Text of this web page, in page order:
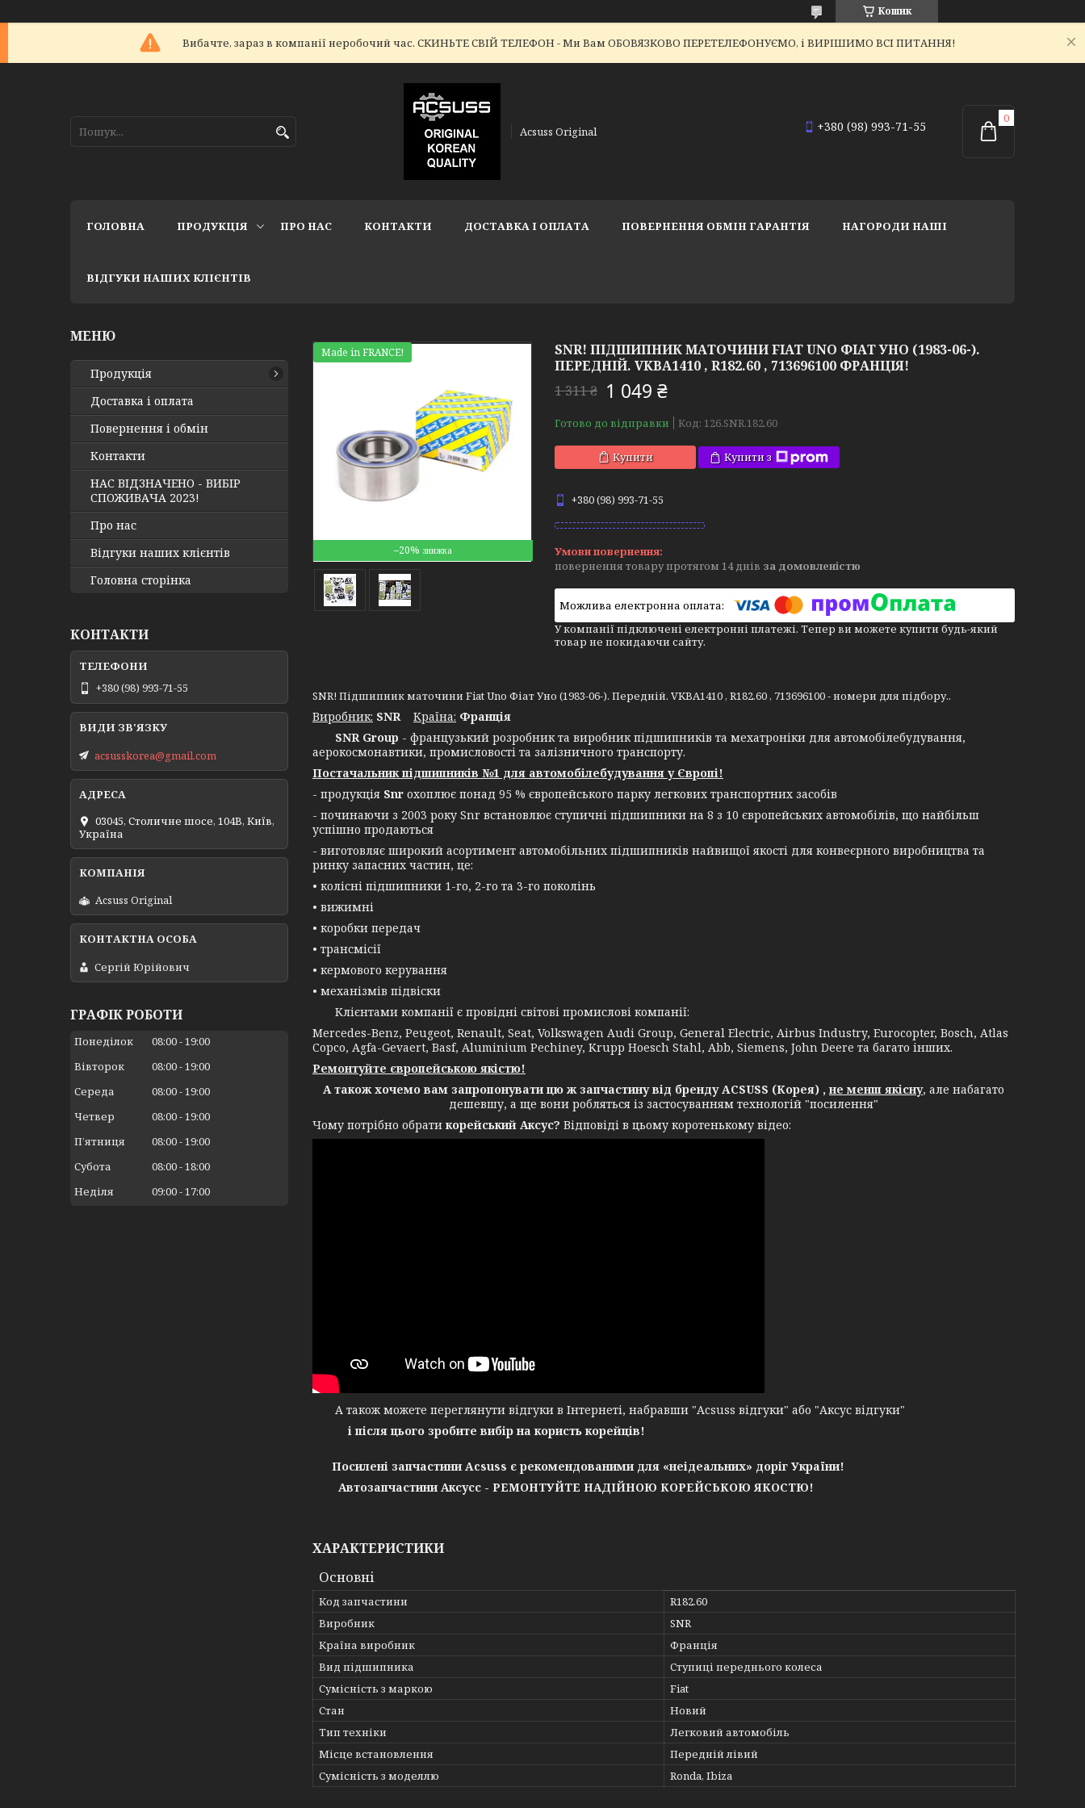
Кошик
Вибачте, зараз в компанії неробочий час. СКИНЬТЕ СВІЙ ТЕЛЕФОН - Ми Вам ОБОВЯЗКОВО ПЕРЕТЕЛЕФОНУЄМО, і ВИРІШИМО ВСІ ПИТАННЯ!
Acsuss Original +380 (98) 993-71-55
ГОЛОВНА ПРОДУКЦІЯ ПРО НАС КОНТАКТИ ДОСТАВКА І ОПЛАТА ПОВЕРНЕННЯ ОБМІН ГАРАНТІЯ НАГОРОДИ НАШІ
ВІДГУКИ НАШИХ КЛІЄНТІВ
–20%
Made in FRANCE!
SNR! ПІДШИПНИК МАТОЧИНИ FIAT UNO ФІАТ УНО (1983-06-).
ПЕРЕДНІЙ. VKBA1410 , R182.60 , 713696100 ФРАНЦІЯ!
1 311 ₴ 1 049 ₴
Готово до відправки Код: 126.SNR.182.60
Купити Купити з
+380 (98) 993-71-55
повернення товару протягом 14 днів за домовленістю
У компанії підключені електронні платежі. Тепер ви можете купити будь-який
товар не покидаючи сайту.
SNR! Підшипник маточини Fiat Uno Фіат Уно (1983-06-). Передній. VKBA1410 , R182.60 , 713696100 - номери для підбору..
Виробник: SNR Крaїна: Франція
SNR Group - французький розробник та виробник підшипників та мехатроніки для автомобілебудування,
аерокосмонавтики, промисловості та залізничного транспорту.
Постачальник підшипників №1 для автомобілебудування у Європі!
- продукція Snr охоплює понад 95 % європейського парку легкових транспортних засобів
- починаючи з 2003 року Snr встановлює ступичні підшипники на 8 з 10 європейських автомобілів, що найбільш
успішно продаються
- виготовляє широкий асортимент автомобільних підшипників найвищої якості для конвеєрного виробництва та
ринку запасних частин, це:
• колісні підшипники 1-го, 2-го та 3-го поколінь
• вижимні
• коробки передач
• трансмісії
• кермового керування
• механізмів підвіски
Клієнтами компанії є провідні світові промислові компанії:
Mercedes-Benz, Peugeot, Renault, Seat, Volkswagen Audi Group, General Electric, Airbus Industry, Eurocopter, Bosch, Atlas
Copco, Agfa-Gevaert, Basf, Aluminium Pechiney, Krupp Hoesch Stahl, Abb, Siemens, John Deere та багато інших.
Ремонтуйте європейською якістю!
А також хочемо вам запропонувати цю ж запчастину від бренду ACSUSS (Корея) ,не менш якісну, але набагато
дешевшу, а ще вони робляться із застосуванням технологій "посилення"
Чому потрібно обратикорейський Аксус? Відповіді в цьому коротенькому відео:
А також можете переглянути відгуки в Інтернеті, набравши "Acsuss відгуки" або "Аксус відгуки"
і після цього зробите вибір на користь корейців!
Посилені запчастини Acsuss є рекомендованими для «неідеальних» доріг України!
Автозапчастини Аксусс - РЕМОНТУЙТЕ НАДІЙНОЮ КОРЕЙСЬКОЮ ЯКОСТЮ!
ХАРАКТЕРИСТИКИ
Основні
Код запчастини
R182.60
Виробник
SNR
Країна виробник
Франція
Вид підшипника
Ступиці переднього колеса
Сумісність з маркою
Fiat
Стан
Новий
Тип техніки
Легковий автомобіль
Місце встановлення
Передній лівий
Сумісність з моделлю
Ronda, Ibiza
Продукція
Доставка і оплата
Повернення і обмін
Контакти
НАС ВІДЗНАЧЕНО - ВИБІР
СПОЖИВАЧА 2023!
Про нас
Відгуки наших клієнтів
Головна сторінка
КОНТАКТИ
+380 (98) 993-71-55
acsusskorea@gmail.com
03045, Столичне шосе, 104B, Київ,
Україна
Acsuss Original
Сергій Юрійович
ГРАФІК РОБОТИ
Понеділок 08:00 19:00
Вівторок
08:00 19:00
Середа
08:00 19:00
Четвер
08:00 19:00
Пʼятниця
08:00 19:00
Субота
08:00 18:00
Неділя
09:00 17:00